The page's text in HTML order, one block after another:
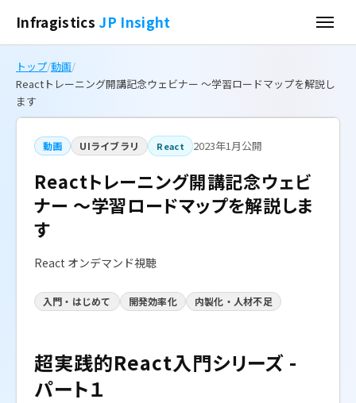
Infragistics JP Insight
トップ/動画/
Reactトレーニング開講記念ウェビナー ～学習ロードマップを解説し
ます
動画 UIライブラリ React 2023年1月公開
Reactトレーニング開講記念ウェビ
ナー ～学習ロードマップを解説しま
す
React オンデマンド視聴
入門・はじめて 開発効率化 内製化・人材不足
超実践的React入門シリーズ -
パート１